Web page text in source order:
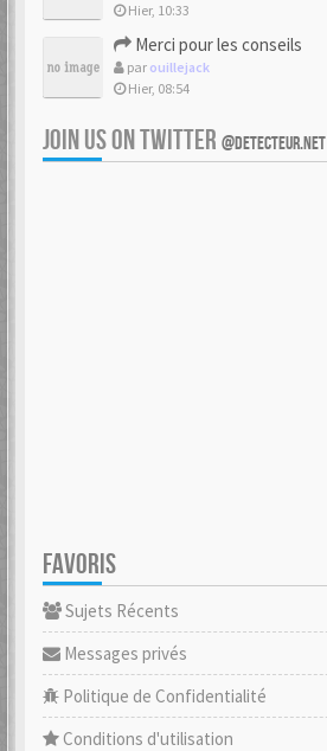
Hier, 10:33
Merci pour les conseils
par ouillejack
Hier, 08:54
JOIN US ON TWITTER @DETECTEUR.NET
FAVORIS
Sujets Récents
Messages privés
Politique de Confidentialité
Conditions d'utilisation